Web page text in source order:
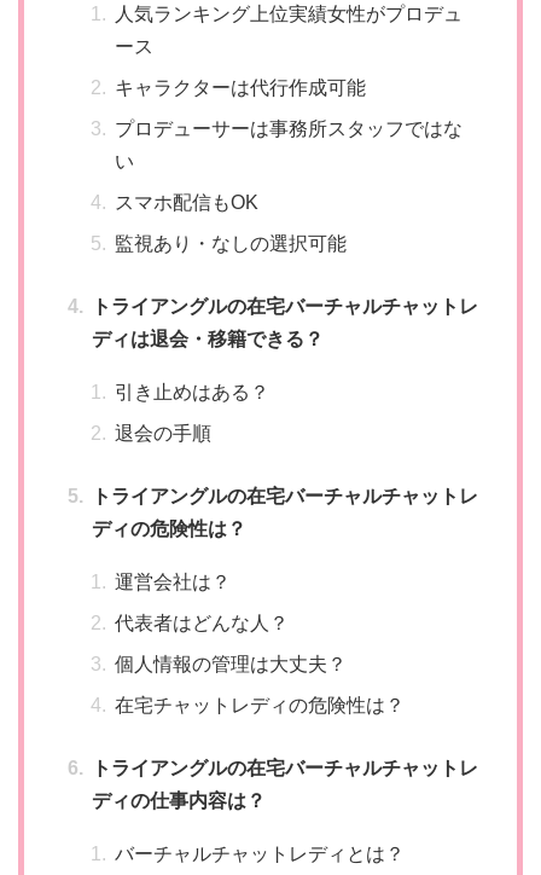
人気ランキング上位実績女性がプロデュ
ース
キャラクターは代行作成可能
プロデューサーは事務所スタッフではな
い
スマホ配信もOK
監視あり・なしの選択可能
トライアングルの在宅バーチャルチャットレ
ディは退会・移籍できる？
引き止めはある？
退会の手順
トライアングルの在宅バーチャルチャットレ
ディの危険性は？
運営会社は？
代表者はどんな人？
個人情報の管理は大丈夫？
在宅チャットレディの危険性は？
トライアングルの在宅バーチャルチャットレ
ディの仕事内容は？
バーチャルチャットレディとは？